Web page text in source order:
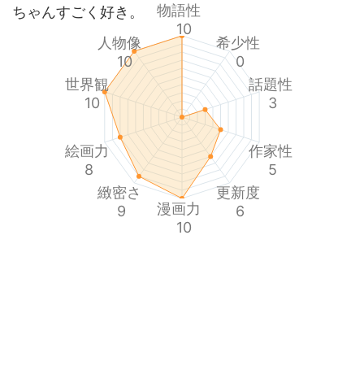
ちゃんすごく好き。
物語性
10
人物像
10
世界観
10
絵画力
8
緻密さ
9
漫画力
10
更新度
6
作家性
5
話題性
3
希少性
0